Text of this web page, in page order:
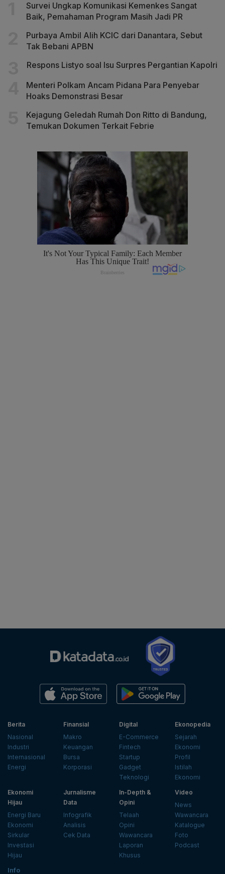
Survei Ungkap Komunikasi Kemenkes Sangat
Baik, Pemahaman Program Masih Jadi PR
Purbaya Ambil Alih KCIC dari Danantara, Sebut
Tak Bebani APBN
Respons Listyo soal Isu Surpres Pergantian Kapolri
Menteri Polkam Ancam Pidana Para Penyebar
Hoaks Demonstrasi Besar
Kejagung Geledah Rumah Don Ritto di Bandung,
Temukan Dokumen Terkait Febrie
Berita
Nasional
Industri
Internasional
Energi
Finansial
Makro
Keuangan
Bursa
Korporasi
Digital
E-Commerce
Fintech
Startup
Gadget
Teknologi
Ekonopedia
Sejarah
Ekonomi
Profil
Istilah
Ekonomi
Ekonomi
Hijau
Energi Baru
Ekonomi
Sirkular
Investasi
Hijau
Jurnalisme
Data
Infografik
Analisis
Cek Data
In-Depth &
Opini
Telaah
Opini
Wawancara
Laporan
Khusus
Video
News
Wawancara
Katalogue
Foto
Podcast
Info